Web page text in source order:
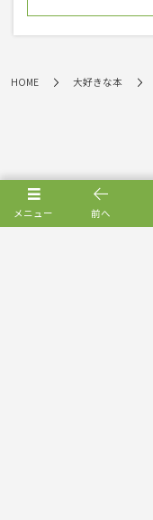
HOME 大好きな本
メニュー 前へ